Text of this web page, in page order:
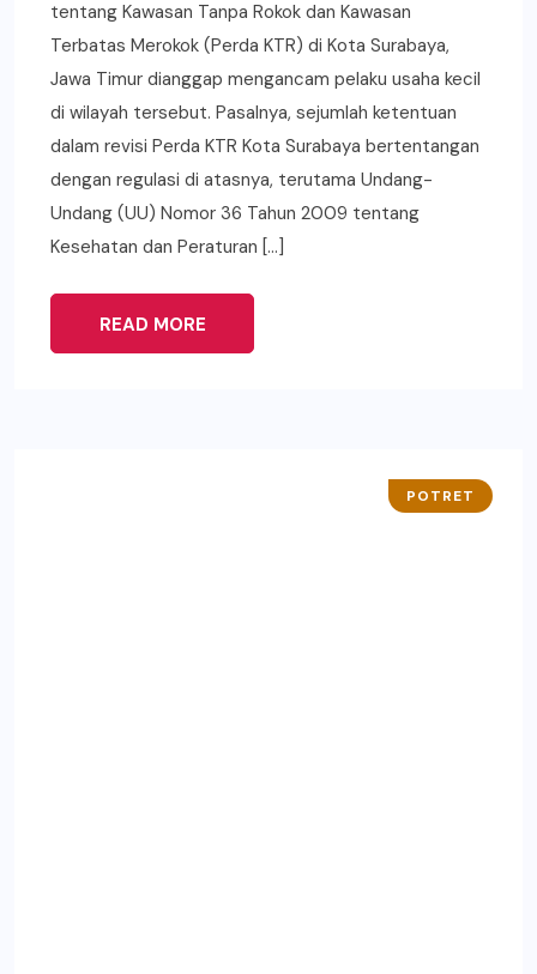
tentang Kawasan Tanpa Rokok dan Kawasan
Terbatas Merokok (Perda KTR) di Kota Surabaya,
Jawa Timur dianggap mengancam pelaku usaha kecil
di wilayah tersebut. Pasalnya, sejumlah ketentuan
dalam revisi Perda KTR Kota Surabaya bertentangan
dengan regulasi di atasnya, terutama Undang-
Undang (UU) Nomor 36 Tahun 2009 tentang
Kesehatan dan Peraturan […]
READ MORE
POTRET